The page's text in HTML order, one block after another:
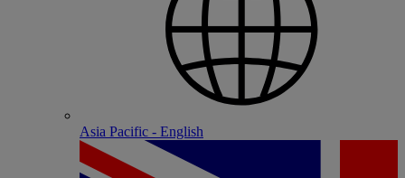
Asia Pacific - English